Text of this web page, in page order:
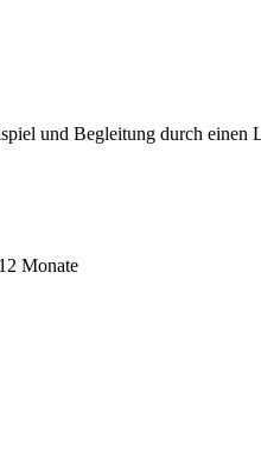
und Begleitung durch
Monate